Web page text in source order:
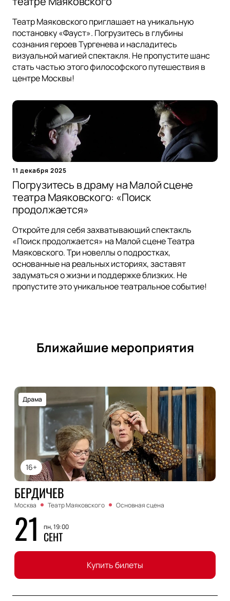
Театр Маяковского приглашает на уникальную
постановку «Фауст». Погрузитесь в глубины
сознания героев Тургенева и насладитесь
визуальной магией спектакля. Не пропустите шанс
стать частью этого философского путешествия в
центре Москвы!
11 декабря 2025
Погрузитесь в драму на Малой сцене
театра Маяковского: «Поиск
продолжается»
Откройте для себя захватывающий спектакль
«Поиск продолжается» на Малой сцене Театра
Маяковского. Три новеллы о подростках,
основанные на реальных историях, заставят
задуматься о жизни и поддержке близких. Не
пропустите это уникальное театральное событие!
Ближайшие мероприятия
16+
Драма
БЕРДИЧЕВ
Москва Театр Маяковского Основная сцена
21 пн, 19:00
СЕНТ
Купить билеты